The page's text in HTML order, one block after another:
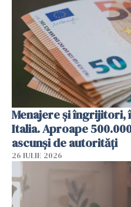
Menajere și îngrijitori,
Italia. Aproape
ascunși de autorități
26 IULIE 2026